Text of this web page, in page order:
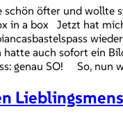
schön öfter und wollte
in a box Jetzt hat
auch sofort ein
genau SO! So, nun